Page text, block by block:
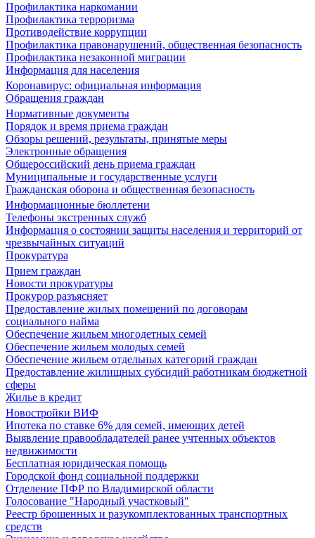
Профилактика наркомании
Профилактика терроризма
Противодействие коррупции
Профилактика правонарушений, общественная безопасность
Профилактика незаконной миграции
Информация для населения
Коронавирус: официальная информация
Обращения граждан
Нормативные документы
Порядок и время приема граждан
Обзоры решений, результаты, принятые меры
Электронные обращения
Общероссийский день приема граждан
Муниципальные и государственные услуги
Гражданская оборона и общественная безопасность
Информационные бюллетени
Телефоны экстренных служб
Информация о состоянии защиты населения и территорий от
чрезвычайных ситуаций
Прокуратура
Прием граждан
Новости прокуратуры
Прокурор разъясняет
Предоставление жилых помещений по договорам
социального найма
Обеспечение жильем многодетных семей
Обеспечение жильем молодых семей
Обеспечение жильем отдельных категорий граждан
Предоставление жилищных субсидий работникам бюджетной
сферы
Жилье в кредит
Новостройки ВИФ
Ипотека по ставке 6% для семей, имеющих детей
Выявление правообладателей ранее учтенных объектов
недвижимости
Бесплатная юридическая помощь
Городской фонд социальной поддержки
Отделение ПФР по Владимирской области
Голосование "Народный участковый"
Реестр брошенных и разукомплектованных транспортных
средств